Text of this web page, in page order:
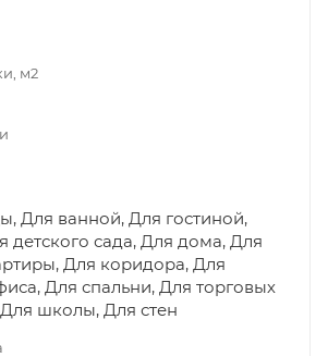
м2
Для ванной, Для гостиной,
детского сада, Для дома, Для
Для коридора, Для
Для спальни, Для торговых
школы, Для стен